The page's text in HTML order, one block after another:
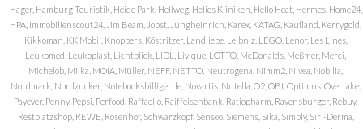
Hager, Hamburg Touristik, Heide Park, Hellweg, Helios Kliniken, Hello Heat, Hermes, Home24,
HPA, Immobilienscout24, Jim Beam, Jobst, Jungheinrich, Karex, KATAG, Kaufland, Kerrygold,
Kikkoman, KK Mobil, Knoppers, Köstritzer, Landliebe, Leibniz, LEGO, Lenor, Les Lines,
Leukomed, Leukoplast, Lichtblick, LIDL, Livique, LOTTO, McDonalds, Meßmer, Merci,
Michelob, Milka, MOIA, Müller, NEFF, NETTO, Neutrogena, Nimm2, Nivea, Nobilia,
Nordmark, Nordzucker, Notebooksbilliger.de, Novartis, Nutella, O2, OBI, Optimus, Overtake,
Payever, Penny, Pepsi, Perfood, Raffaello, Raiffeisenbank, Ratiopharm, Ravensburger, Rebuy,
Restplatzshop, REWE, Rosenhof, Schwarzkopf, Senseo, Siemens, Sika, Simply, Siri-Derma,